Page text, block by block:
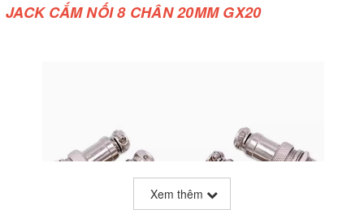
JACK CẮM NỐI 8 CHÂN 20MM GX20
Xem thêm